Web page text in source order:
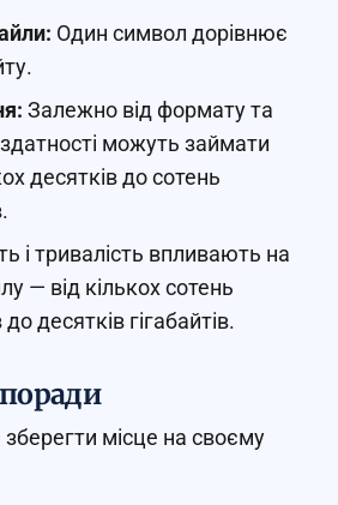
Один символ дорівнює
Залежно від формату та
здатності можуть займати
десятків до сотень
і тривалість впливають на
— від кількох сотень
десятків гігабайтів.
місце на своєму